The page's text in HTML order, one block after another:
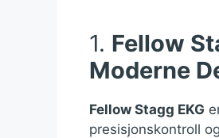
1. Fellow
Moderne
Fellow Stagg EKG
presisjonskontroll